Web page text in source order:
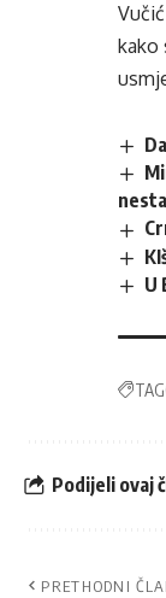
kako
U
Podijeli ovaj
PRETHODNI